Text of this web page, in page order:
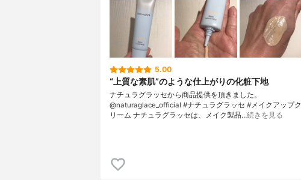
5.00
“上質な素肌”のような仕上がりの化粧下地
ナチュラグラッセから商品提供を頂きました。
@naturaglace_official #ナチュラグラッセ #メイクアップク
リーム ナチュラグラッセは、メイク製品…続きを見る